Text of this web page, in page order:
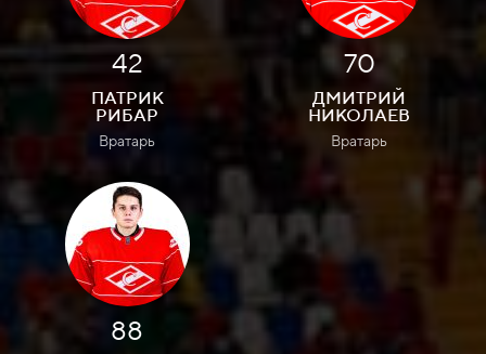
42
ПАТРИК
РИБАР
Вратарь
70
ДМИТРИЙ
НИКОЛАЕВ
Вратарь
88